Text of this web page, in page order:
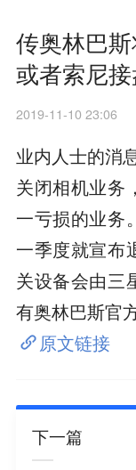
传奥林巴
或者索尼
2019-11-10 23:06
业内人士的消
关闭相机业务
一亏损的业务
一季度就宣布
关设备会由三
有奥林巴斯官
原文链接
下一篇